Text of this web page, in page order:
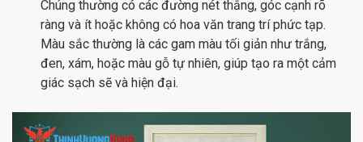
Chúng thường có các đường nét thẳng, góc cạnh rõ
ràng và ít hoặc không có hoa văn trang trí phức tạp.
Màu sắc thường là các gam màu tối giản như trắng,
đen, xám, hoặc màu gỗ tự nhiên, giúp tạo ra một cảm
giác sạch sẽ và hiện đại.